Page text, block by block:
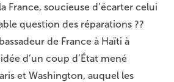
France, soucieuse d’écarter celui
question des réparations ??
de France à Haïti à
d’un coup d’État mené
et Washington, auquel les